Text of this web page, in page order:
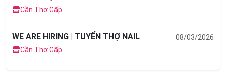
Cần Thợ Gấp
WE ARE HIRING | TUYỂN THỢ NAIL
Cần Thợ Gấp
08/03/2026